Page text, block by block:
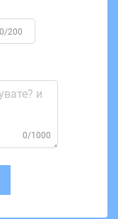
0/200
0/1000